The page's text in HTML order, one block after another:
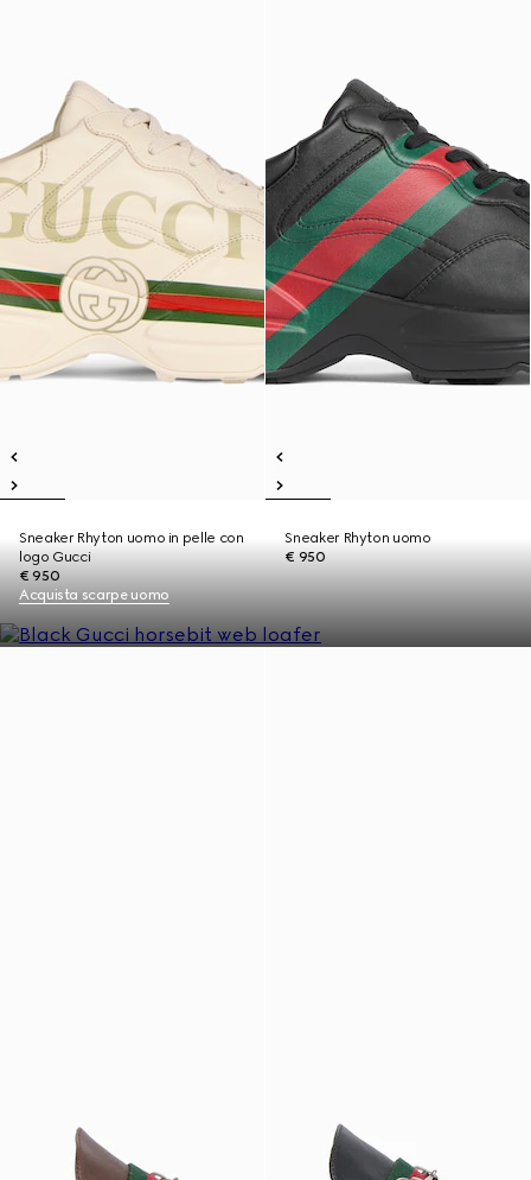
Sneaker Rhyton uomo in pelle con
logo Gucci
€ 950
Sneaker Rhyton uomo
€ 950
Acquista scarpe uomo